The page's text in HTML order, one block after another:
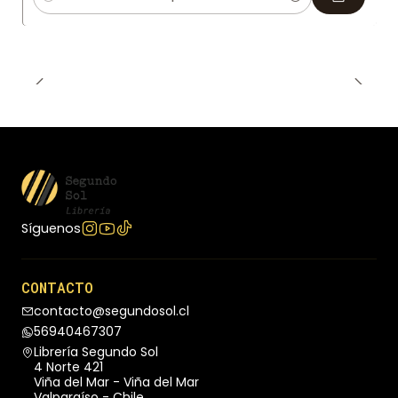
un pensamiento profundo, y es imposible no
«Un audaz experimento que resultará útil a
Cantidad
Síguenos
CONTACTO
contacto@segundosol.cl
56940467307
Librería Segundo Sol
4 Norte 421
Viña del Mar - Viña del Mar